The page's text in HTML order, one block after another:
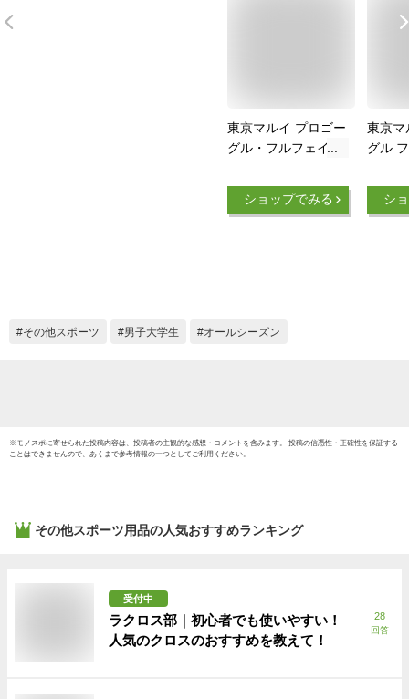
東京マルイ プロゴー
グル・フルフェイス
ン） サバゲー ゴー
グル 保護 エアガン
ー コヨーテ ブラウ
ショップでみる
東京マ
グル
ック
ーグ
シ
その他スポーツ 男子大学生 オールシーズン
※モノスポに寄せられた投稿内容は、投稿者の主観的な感想・コメントを含みます。 投稿の信憑性・正確性を保証する
ことはできませんので、あくまで参考情報の一つとしてご利用ください。
その他スポーツ用品の人気おすすめランキング
受付中
ラクロス部｜初心者でも使いやすい！
人気のクロスのおすすめを教えて！
28
回答